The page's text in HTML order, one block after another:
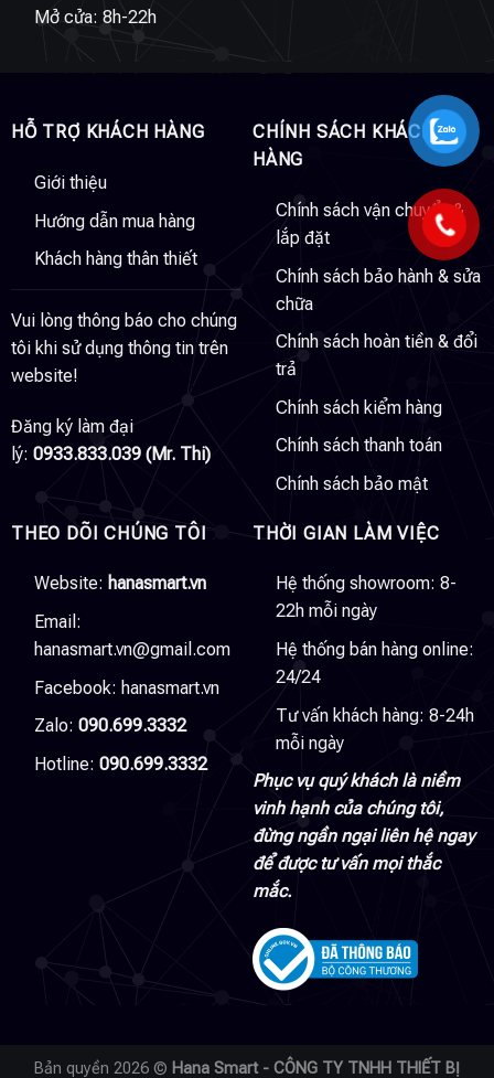
Mở cửa: 8h-22h
HỖ TRỢ KHÁCH HÀNG
Giới thiệu
Hướng dẫn mua hàng
Khách hàng thân thiết
Vui lòng thông báo cho chúng
tôi khi sử dụng thông tin trên
website!
Đăng ký làm đại
lý: 0933.833.039 (Mr. Thi)
CHÍNH SÁCH KHÁCH
HÀNG
Chính sách vận chuyển &
lắp đặt
Chính sách bảo hành & sửa
chữa
Chính sách hoàn tiền & đổi
trả
Chính sách kiểm hàng
Chính sách thanh toán
Chính sách bảo mật
THEO DÕI CHÚNG TÔI
Website: hanasmart.vn
Email:
hanasmart.vn@gmail.com
Facebook: hanasmart.vn
Zalo: 090.699.3332
Hotline: 090.699.3332
THỜI GIAN LÀM VIỆC
Hệ thống showroom: 8-
22h mỗi ngày
Hệ thống bán hàng online:
24/24
Tư vấn khách hàng: 8-24h
mỗi ngày
Phục vụ quý khách là niềm
vinh hạnh của chúng tôi,
đừng ngần ngại liên hệ ngay
để được tư vấn mọi thắc
mắc.
Bản quyền 2026 © Hana Smart - CÔNG TY TNHH THIẾT BỊ